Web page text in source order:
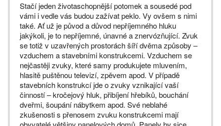
Stačí jeden životaschopnější potomek a sousedé pod
vámi i vedle vás budou zažívat peklo. Vy ovšem s nimi
také. Ať už je původ a důvod nepříjemného hluku
jakýkoli, je to nepříjemné, únavné a znervózňující. Zvuk
se totiž v uzavřených prostorách šíří dvěma způsoby –
vzduchem a stavebními konstrukcemi. Vzduchem se
nejčastěji zvuky, které samy produkujete mluvením,
hlasitě puštěnou televizí, zpěvem apod. V případě
stavebních konstrukcí jde o zvuky vznikající vaší
činností – kročejový hluk, přibíjení hřebíků, bouchání
dveřmi, šoupání nábytkem apod. Své neblahé
zkušenosti s přenosem zvuku konstrukcemi mají